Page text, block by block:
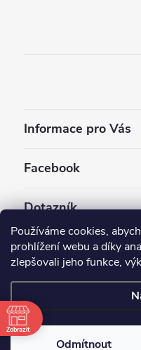
Používáme cookies,
prohlížení webu a díky
zlepšovali jeho funkce,
Odmítnout
Informace pro Vás
Facebook
Dotazník
Jaký styl vapování
Copyright 2026
Zobrazit